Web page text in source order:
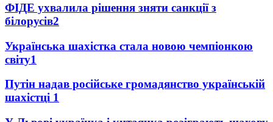
ФІДЕ ухвалила рішення зняти санкції з
білорусів2
Українська шахістка стала новою чемпіонкою
світу1
Путін надав російське громадянство українській
шахістці 1